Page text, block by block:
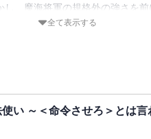
し、魔海将軍の規格外の強さを
結！そして物語は新たな舞台へ!!
全て表示する
い ～＜命令させろ＞とは